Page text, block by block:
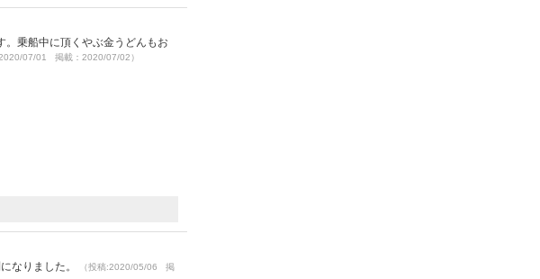
乗船中に頂くやぶ金うどんもお
07/01 掲載：2020/07/02）
なりました。
（投稿:2020/05/06 掲